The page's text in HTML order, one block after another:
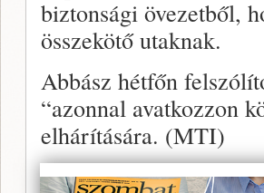
biztonsági övezetből,
összekötő utaknak.
Abbász hétfőn
“azonnal avatkozzon
elhárítására. (MTI)